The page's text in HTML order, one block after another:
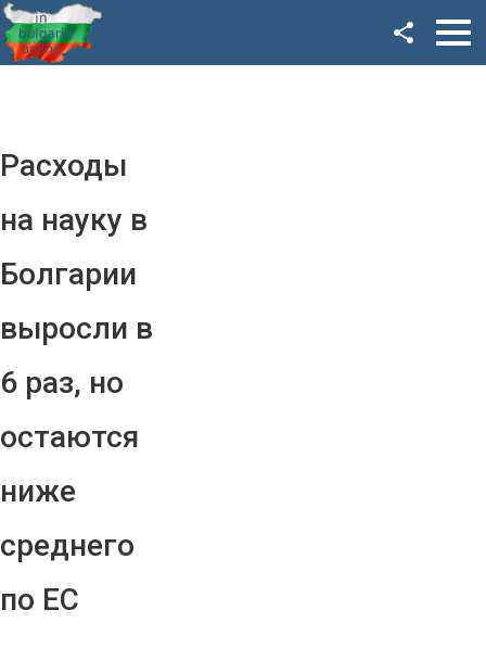
Расходы
на науку в
Болгарии
выросли в
6 раз, но
остаются
ниже
среднего
по ЕС